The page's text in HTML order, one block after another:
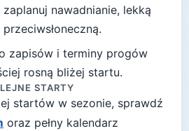
nawadnianie, lekką
.
zapisów i terminy progów
rosną bliżej startu.
STARTY
startów w sezonie, sprawdź
oraz pełny kalendarz